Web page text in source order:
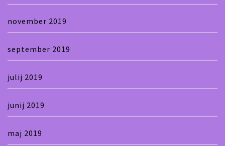
november 2019
september 2019
julij 2019
junij 2019
maj 2019